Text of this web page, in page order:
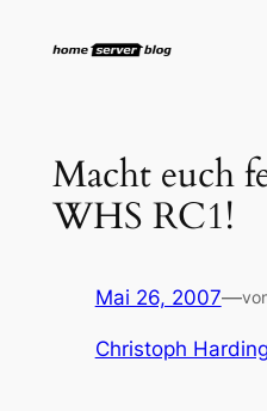
Inhalt
Macht euch
WHS RC1!
Mai 26, 2007—
Christoph Harding